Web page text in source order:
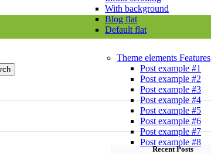
With background
Blog flat
Default flat
Theme elements Features
Post example #1
Post example #2
Post example #3
Post example #4
Post example #5
Post example #6
Post example #7
Post example #8
Recent Posts